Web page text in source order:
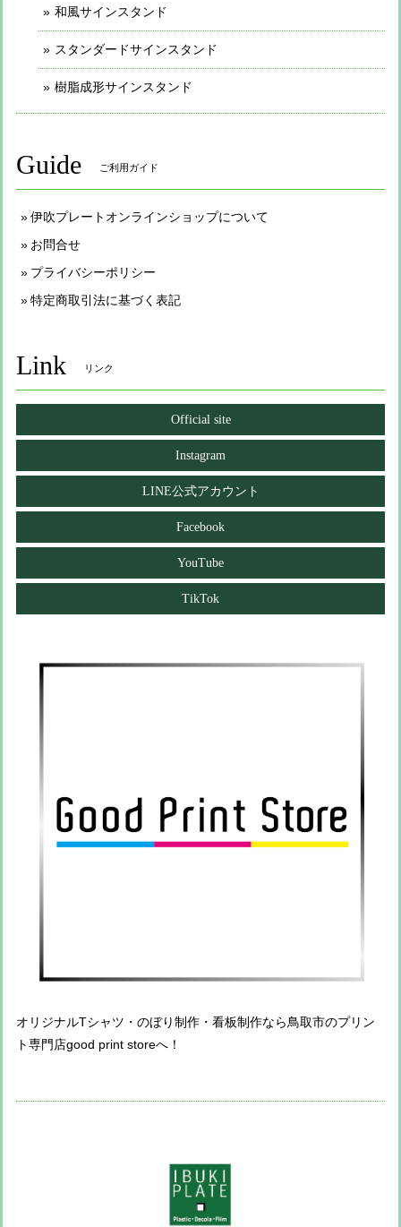
和風サインスタンド
スタンダードサインスタンド
樹脂成形サインスタンド
Guide ご利用ガイド
伊吹プレートオンラインショップについて
お問合せ
プライバシーポリシー
特定商取引法に基づく表記
Link リンク
Official site
Instagram
LINE公式アカウント
Facebook
YouTube
TikTok
オリジナルTシャツ・のぼり制作・看板制作なら鳥取市のプリン
ト専門店good print storeへ！